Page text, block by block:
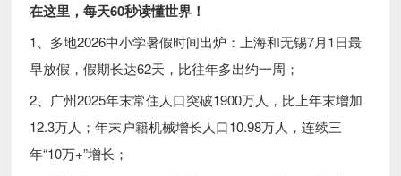
在这里，每天60秒读懂世界！
1、多地2026中小学暑假时间出炉：上海和无锡7月1日最
早放假，假期长达62天，比往年多出约一周；
2、广州2025年末常住人口突破1900万人，比上年末增加
12.3万人；年末户籍机械增长人口10.98万人，连续三
年“10万+”增长；